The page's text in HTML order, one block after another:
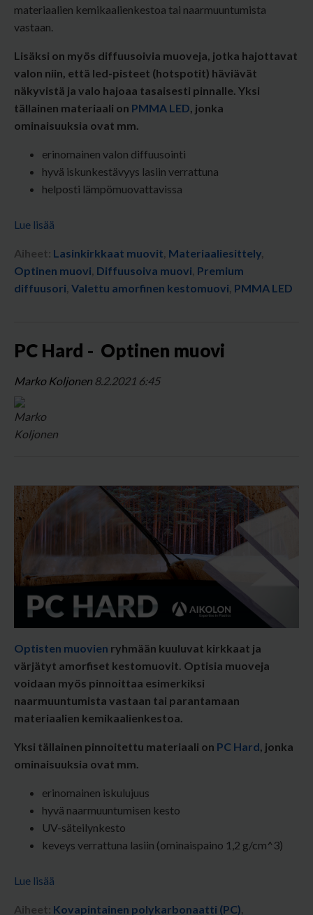
materiaalien kemikaalienkestoa tai naarmuuntumista
vastaan.
Lisäksi on myös diffuusoivia muoveja, jotka hajottavat
valon niin, että led-pisteet (hotspotit) häviävät
näkyvistä ja valo hajoaa tasaisesti pinnalle. Yksi
tällainen materiaali on PMMA LED, jonka
ominaisuuksia ovat mm.
erinomainen valon diffuusointi
hyvä iskunkestävyys lasiin verrattuna
helposti lämpömuovattavissa
Lue lisää
Aiheet: Lasinkirkkaat muovit, Materiaaliesittely,
Optinen muovi, Diffuusoiva muovi, Premium
diffuusori, Valettu amorfinen kestomuovi, PMMA LED
PC Hard - Optinen muovi
Marko Koljonen 8.2.2021 6:45
Optisten muovien ryhmään kuuluvat kirkkaat ja
värjätyt amorfiset kestomuovit. Optisia muoveja
voidaan myös pinnoittaa esimerkiksi
naarmuuntumista vastaan tai parantamaan
materiaalien kemikaalienkestoa.
Yksi tällainen pinnoitettu materiaali on PC Hard, jonka
ominaisuuksia ovat mm.
erinomainen iskulujuus
hyvä naarmuuntumisen kesto
UV-säteilynkesto
keveys verrattuna lasiin (ominaispaino 1,2 g/cm^3)
Lue lisää
Aiheet: Kovapintainen polykarbonaatti (PC),